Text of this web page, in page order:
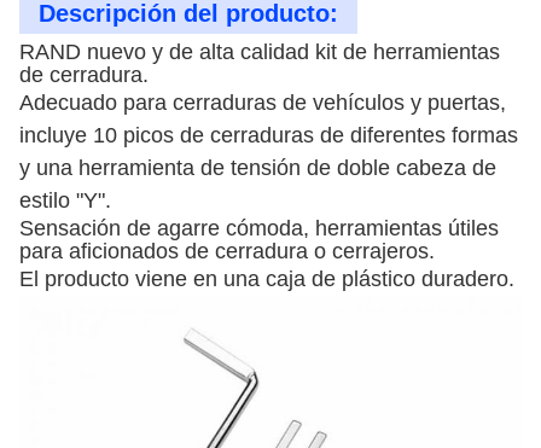
Descripción del producto:
RAND nuevo y de alta calidad kit de herramientas
de cerradura.
Adecuado para cerraduras de vehículos y puertas,
incluye 10 picos de cerraduras de diferentes formas
y una herramienta de tensión de doble cabeza de
estilo "Y".
Sensación de agarre cómoda, herramientas útiles
para aficionados de cerradura o cerrajeros.
El producto viene en una caja de plástico duradero.